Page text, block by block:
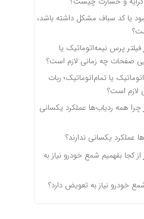
یا کد سباف مشکل داشته باشد،
فیلتر پرس نیمه‌اتوماتیک یا
صفحات چه زمانی لازم است؟
یا تمام‌اتوماتیک؛ ربات
لازم است؟
چرا همه ردیاب‌ها عملکرد یکسانی
عملکرد یکسانی ندارند؟
از کجا بفهمیم شمع خودرو نیاز به
خودرو نیاز به تعویض دارد؟